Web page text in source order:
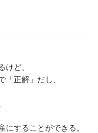
ど、
正解」だし、
することができる。